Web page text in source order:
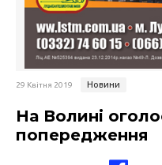
29 Квітня 2019 Новини
На Волині
попередження